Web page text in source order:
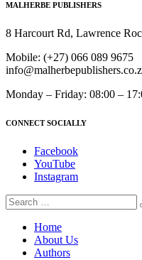
MALHERBE PUBLISHERS
8 Harcourt Rd, Lawrence
Mobile: (+27) 066 089 9675
Monday – Friday: 08:00 –
CONNECT SOCIALLY
Facebook
YouTube
Instagram
Home
About Us
Authors